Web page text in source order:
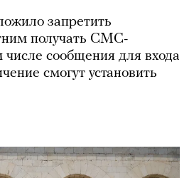
запретить
получать СМС-
сообщения для входа
смогут установить